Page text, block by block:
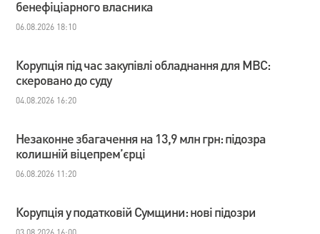
бенефіціарного власника
06.08.2026 18:10
Корупція під час закупівлі обладнання для МВС:
скеровано до суду
04.08.2026 16:20
Незаконне збагачення на 13,9 млн грн: підозра
колишній віцепрем’єрці
06.08.2026 11:20
Корупція у податковій Сумщини: нові підозри